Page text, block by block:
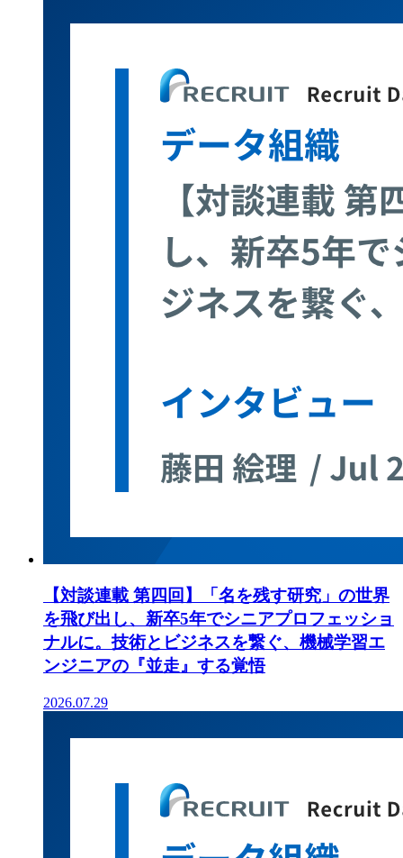
【対談連載 第四回】「名を残す研究」の世界
を飛び出し、新卒5年でシニアプロフェッショ
ナルに。技術とビジネスを繋ぐ、機械学習エ
ンジニアの『並走』する覚悟
2026.07.29